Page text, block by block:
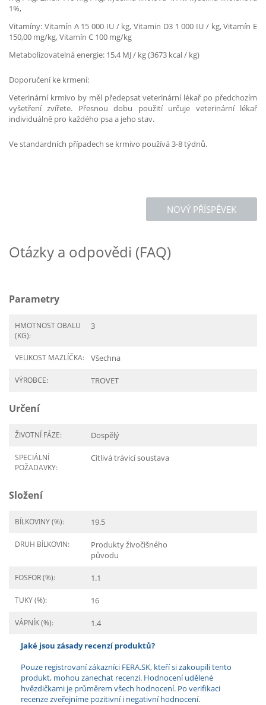
1%,
Vitamíny: Vitamín A 15 000 IU / kg, Vitamin D3 1 000 IU / kg, Vitamín E
150,00 mg/kg, Vitamín C 100 mg/kg
Metabolizovatelná energie: 15,4 MJ / kg (3673 kcal / kg)
Doporučení ke krmení:
Veterinární krmivo by měl předepsat veterinární lékař po předchozím
vyšetření zvířete. Přesnou dobu použití určuje veterinární lékař
individuálně pro každého psa a jeho stav.
Ve standardních případech se krmivo používá 3-8 týdnů.
NOVÝ PŘÍSPĚVEK
Otázky a odpovědi (FAQ)
Parametry
HMOTNOST OBALU
(KG):
3
VELIKOST MAZLÍČKA: Všechna
VÝROBCE: TROVET
Určení
ŽIVOTNÍ FÁZE: Dospělý
SPECIÁLNÍ
POŽADAVKY:
Citlivá trávicí soustava
Složení
BÍLKOVINY (%): 19.5
DRUH BÍLKOVIN:
Produkty živočišného
původu
FOSFOR (%): 1.1
TUKY (%): 16
VÁPNÍK (%): 1.4
Jaké jsou zásady recenzí produktů?
Pouze registrovaní zákazníci FERA.SK, kteří si zakoupili tento
produkt, mohou zanechat recenzi. Hodnocení udělené
hvězdičkami je průměrem všech hodnocení. Po verifikaci
recenze zveřejníme pozitivní i negativní hodnocení.